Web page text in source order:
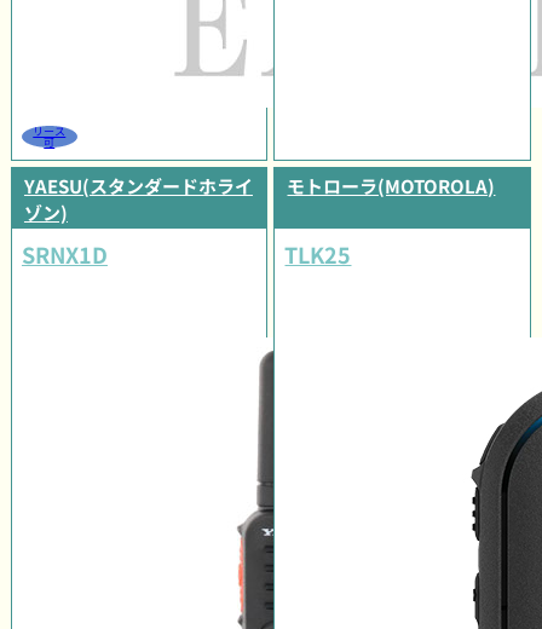
リース
可
YAESU(スタンダードホライ
ゾン)
SRNX1D
モトローラ(MOTOROLA)
TLK25